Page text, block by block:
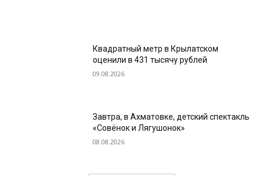
Квадратный метр в Крылатском
оценили в 431 тысячу рублей
09.08.2026
Завтра, в Ахматовке, детский спектакль
«Совёнок и Лягушонок»
08.08.2026